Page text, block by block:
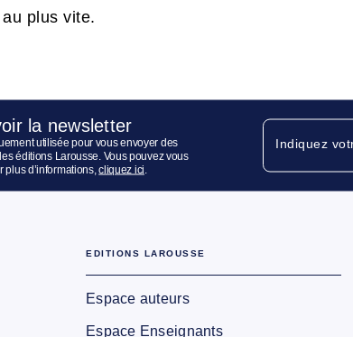
plus vite.
la newsletter
utilisée pour vous envoyer des
éditions Larousse. Vous pouvez vous
plus d’informations,cliquez ici
Indiquez
EDITIONS LAROUSSE
Espace auteurs
Espace Enseignants